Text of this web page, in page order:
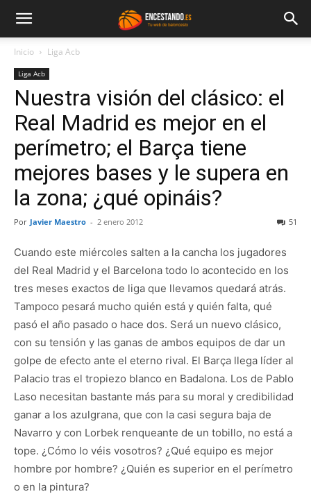
Inicio Liga Acb
Liga Acb
Nuestra visión del clásico: el
Real Madrid es mejor en el
perímetro; el Barça tiene
mejores bases y le supera en
la zona; ¿qué opináis?
Por Javier Maestro - 2 enero 2012 51
Cuando este miércoles salten a la cancha los jugadores
del Real Madrid y el Barcelona todo lo acontecido en los
tres meses exactos de liga que llevamos quedará atrás.
Tampoco pesará mucho quién está y quién falta, qué
pasó el año pasado o hace dos. Será un nuevo clásico,
con su tensión y las ganas de ambos equipos de dar un
golpe de efecto ante el eterno rival. El Barça llega líder al
Palacio tras el tropiezo blanco en Badalona. Los de Pablo
Laso necesitan bastante más para su moral y credibilidad
ganar a los azulgrana, que con la casi segura baja de
Navarro y con Lorbek renqueante de un tobillo, no está a
tope. ¿Cómo lo véis vosotros? ¿Qué equipo es mejor
hombre por hombre? ¿Quién es superior en el perímetro
o en la pintura?